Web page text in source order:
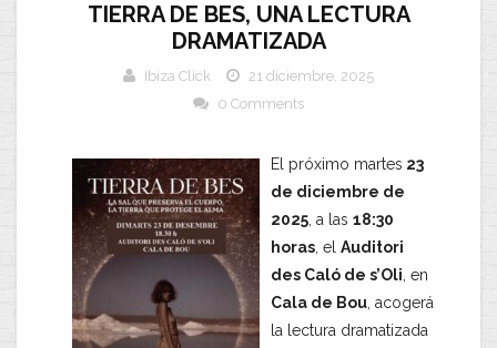
TIERRA DE BES, UNA LECTURA
DRAMATIZADA
Ibiza Click
21 diciembre, 2025
0 Comments
El próximo martes 23
de diciembre de
2025 , a las 18:30
horas , el Auditori
des Caló de s’Oli , en
Cala de Bou , acogerá
la lectura dramatizada